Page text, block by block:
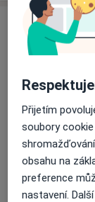
Adresy (2)
Adresa 1
Přijetím
soubory
obsahu na
preference
nastavení.